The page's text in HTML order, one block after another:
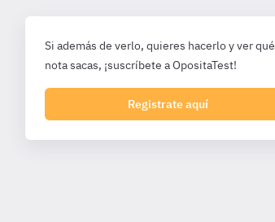
Si además de verlo, quieres hacerlo y ver qué
nota sacas, ¡suscríbete a OpositaTest!
Registrate aquí